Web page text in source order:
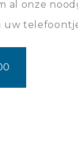
al onze
uw